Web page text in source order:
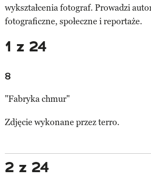
wykształcenia fotograf. Prowadzi
fotograficzne, społeczne i reportaże.
1 z 24
8
"Fabryka chmur"
Zdjęcie wykonane przezterro.
2 z 24